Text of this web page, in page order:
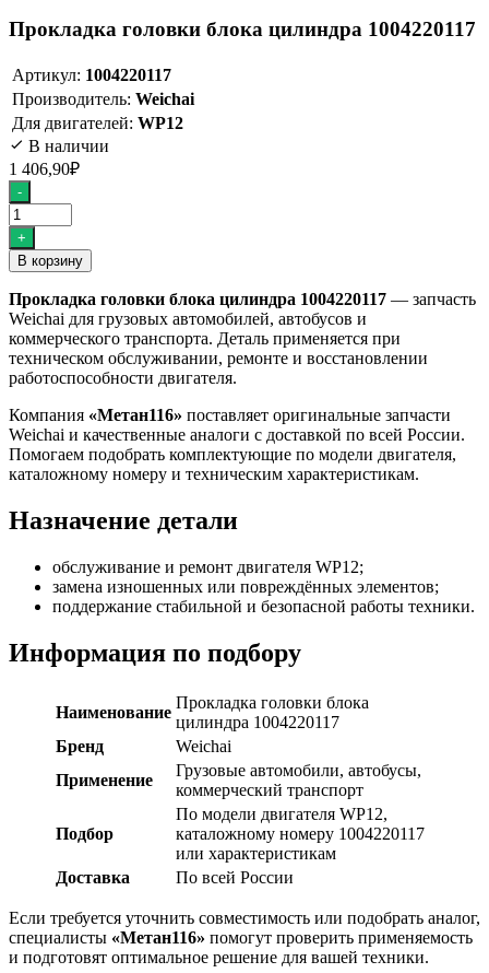
Прокладка головки блока цилиндра 1004220117
Артикул: 1004220117
Производитель: Weichai
Для двигателей: WP12
В наличии
1 406,90₽
Количество
товара
Прокладка
головки
блока
1004220117
-
+
В корзину
Прокладка головки блока цилиндра 1004220117 — запчасть
Weichai для грузовых автомобилей, автобусов и
коммерческого транспорта. Деталь применяется при
техническом обслуживании, ремонте и восстановлении
работоспособности двигателя.
Компания «Метан116» поставляет оригинальные запчасти
Weichai и качественные аналоги с доставкой по всей России.
Помогаем подобрать комплектующие по модели двигателя,
каталожному номеру и техническим характеристикам.
Назначение детали
обслуживание и ремонт двигателя WP12;
замена изношенных или повреждённых элементов;
поддержание стабильной и безопасной работы техники.
Информация по подбору
Наименование
Прокладка головки блока
цилиндра 1004220117
Бренд
Weichai
Применение
Грузовые автомобили, автобусы,
коммерческий транспорт
Подбор
По модели двигателя WP12,
каталожному номеру 1004220117
или характеристикам
Доставка
По всей России
Если требуется уточнить совместимость или подобрать аналог,
специалисты «Метан116» помогут проверить применяемость
и подготовят оптимальное решение для вашей техники.